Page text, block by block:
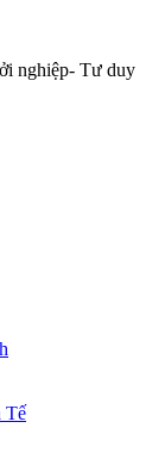
nghiệp- Tư duy
Tế